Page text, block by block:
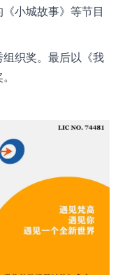
小城故事》等节目
织奖。最后以《我